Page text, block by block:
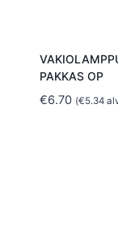
PAKKAS OP
€6.70 (€5.34